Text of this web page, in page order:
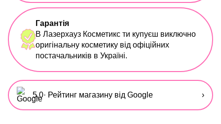
Гарантія
В Лазерхауз Косметикс ти купуєш виключно
оригінальну косметику від офіційних
постачальників в Україні.
5,0· Рейтинг магазину від Google ›